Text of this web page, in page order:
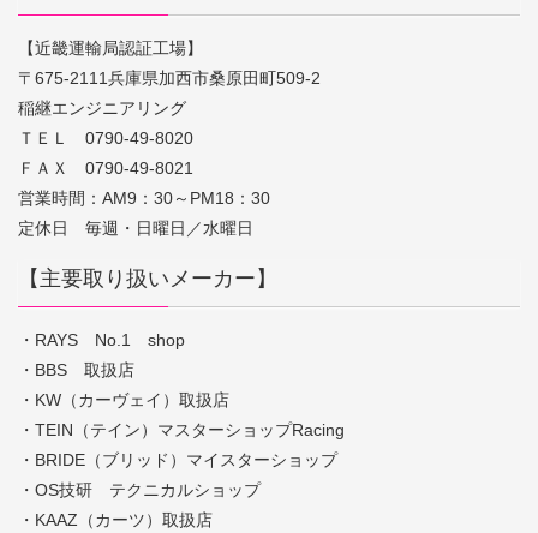
【近畿運輸局認証工場】
〒675-2111兵庫県加西市桑原田町509-2
稲継エンジニアリング
ＴＥＬ 0790-49-8020
ＦＡＸ 0790-49-8021
営業時間：AM9：30～PM18：30
定休日 毎週・日曜日／水曜日
【主要取り扱いメーカー】
・RAYS No.1 shop
・BBS 取扱店
・KW（カーヴェイ）取扱店
・TEIN（テイン）マスターショップRacing
・BRIDE（ブリッド）マイスターショップ
・OS技研 テクニカルショップ
・KAAZ（カーツ）取扱店